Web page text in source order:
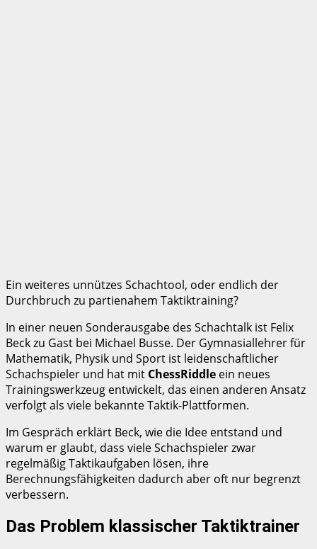
Ein weiteres unnützes Schachtool, oder endlich der
Durchbruch zu partienahem Taktiktraining?
In einer neuen Sonderausgabe des Schachtalk ist Felix
Beck zu Gast bei Michael Busse. Der Gymnasiallehrer für
Mathematik, Physik und Sport ist leidenschaftlicher
Schachspieler und hat mit ChessRiddle ein neues
Trainingswerkzeug entwickelt, das einen anderen Ansatz
verfolgt als viele bekannte Taktik-Plattformen.
Im Gespräch erklärt Beck, wie die Idee entstand und
warum er glaubt, dass viele Schachspieler zwar
regelmäßig Taktikaufgaben lösen, ihre
Berechnungsfähigkeiten dadurch aber oft nur begrenzt
verbessern.
Das Problem klassischer Taktiktrainer